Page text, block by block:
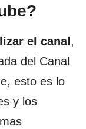
el canal ,
del Canal
esto es lo
y los